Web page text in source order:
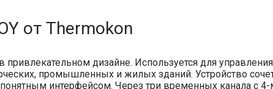
от Thermokon
привлекательном дизайне. Используется для
промышленных и жилых зданий. Устройство
интерфейсом. Через три временных канала с